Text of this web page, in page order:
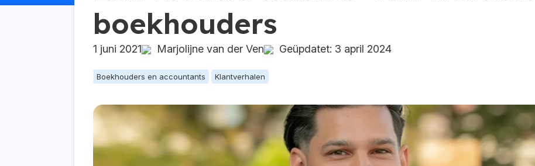
boekhouders
1 juni 2021 Marjolijne van der Ven Geüpdatet: 3 april 2024
Boekhouders en accountants Klantverhalen